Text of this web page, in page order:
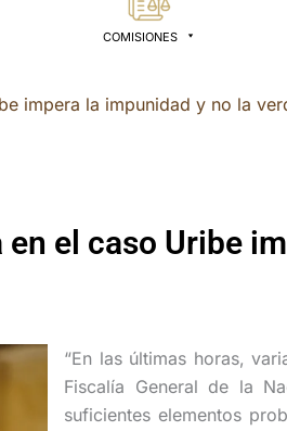
COMISIONES
impera la impunidad y no la
el caso Uribe
“En las últimas horas,
Fiscalía General de la
suficientes elementos